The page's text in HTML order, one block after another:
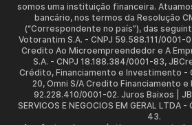
somos uma instituição financeira.
bancário, nos termos da Resolução
(“Correspondente no país”), das
Votorantim S.A. - CNPJ 59.588.111/
Credito Ao Microempreendedor e A
S.A. - CNPJ 18.188.384/0001-83,
Crédito, Financiamento e Investimento -
20, Omni S/A Credito Financiamento
92.228.410/0001-02. Juros Baixos | JB
SERVICOS E NEGOCIOS EM GERAL LTDA
43.